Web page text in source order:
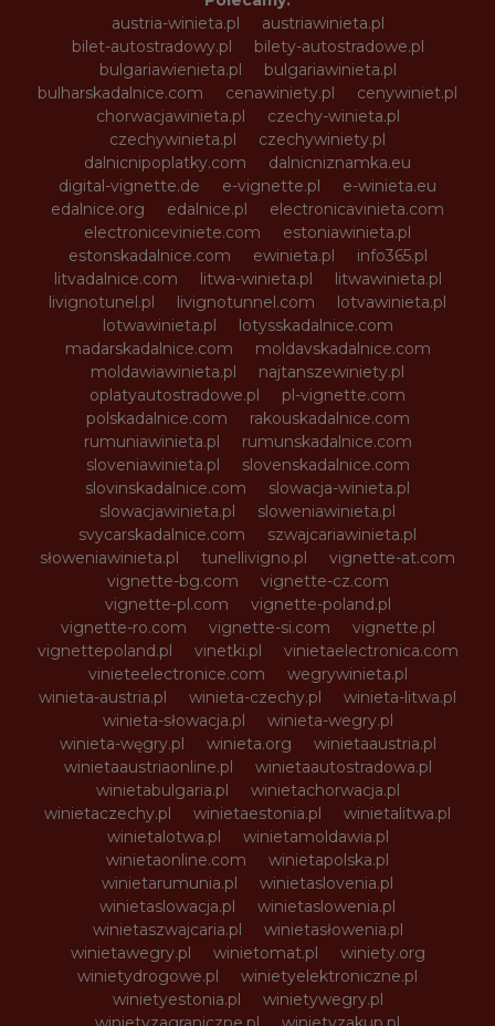
austria-winieta.pl
austriawinieta.pl
bilet-autostradowy.pl
bilety-autostradowe.pl
bulgariawienieta.pl
bulgariawinieta.pl
bulharskadalnice.com
cenawiniety.pl
cenywiniet.pl
chorwacjawinieta.pl
czechy-winieta.pl
czechywinieta.pl
czechywiniety.pl
dalnicnipoplatky.com
dalnicniznamka.eu
digital-vignette.de
e-vignette.pl
e-winieta.eu
edalnice.org
edalnice.pl
electronicavinieta.com
electroniceviniete.com
estoniawinieta.pl
estonskadalnice.com
ewinieta.pl
info365.pl
litvadalnice.com
litwa-winieta.pl
litwawinieta.pl
livignotunel.pl
livignotunnel.com
lotvawinieta.pl
lotwawinieta.pl
lotysskadalnice.com
madarskadalnice.com
moldavskadalnice.com
moldawiawinieta.pl
najtanszewiniety.pl
oplatyautostradowe.pl
pl-vignette.com
polskadalnice.com
rakouskadalnice.com
rumuniawinieta.pl
rumunskadalnice.com
sloveniawinieta.pl
slovenskadalnice.com
slovinskadalnice.com
slowacja-winieta.pl
slowacjawinieta.pl
sloweniawinieta.pl
svycarskadalnice.com
szwajcariawinieta.pl
słoweniawinieta.pl
tunellivigno.pl
vignette-at.com
vignette-bg.com
vignette-cz.com
vignette-pl.com
vignette-poland.pl
vignette-ro.com
vignette-si.com
vignette.pl
vignettepoland.pl
vinetki.pl
vinietaelectronica.com
vinieteelectronice.com
wegrywinieta.pl
winieta-austria.pl
winieta-czechy.pl
winieta-litwa.pl
winieta-słowacja.pl
winieta-wegry.pl
winieta-węgry.pl
winieta.org
winietaaustria.pl
winietaaustriaonline.pl
winietaautostradowa.pl
winietabulgaria.pl
winietachorwacja.pl
winietaczechy.pl
winietaestonia.pl
winietalitwa.pl
winietalotwa.pl
winietamoldawia.pl
winietaonline.com
winietapolska.pl
winietarumunia.pl
winietaslovenia.pl
winietaslowacja.pl
winietaslowenia.pl
winietaszwajcaria.pl
winietasłowenia.pl
winietawegry.pl
winietomat.pl
winiety.org
winietydrogowe.pl
winietyelektroniczne.pl
winietyestonia.pl
winietywegry.pl